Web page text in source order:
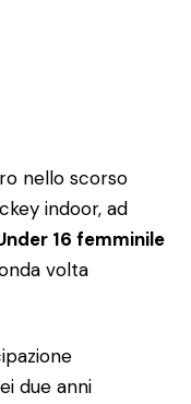
nello scorso
indoor, ad
16 femminile
volta
due anni